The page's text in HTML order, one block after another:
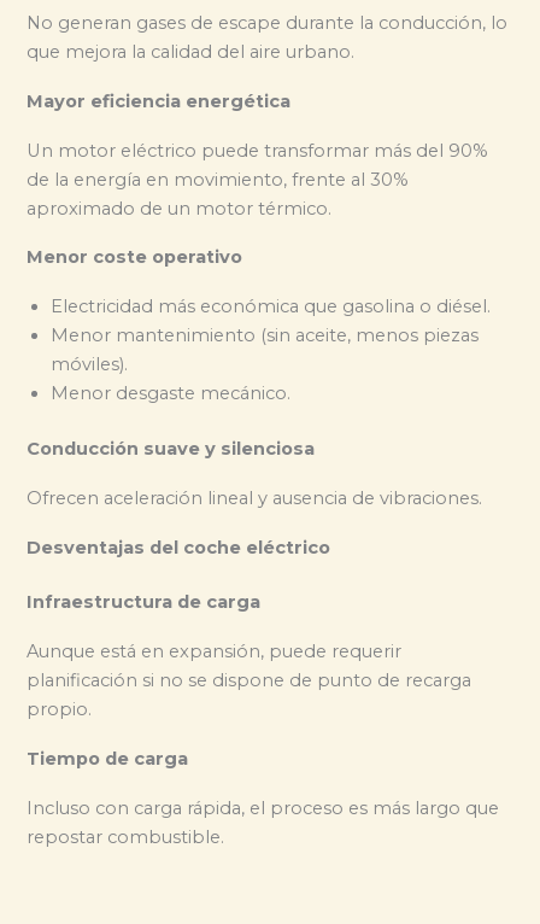
No generan gases de escape durante la conducción, lo
que mejora la calidad del aire urbano.
Mayor eficiencia energética
Un motor eléctrico puede transformar más del 90%
de la energía en movimiento, frente al 30%
aproximado de un motor térmico.
Menor coste operativo
Electricidad más económica que gasolina o diésel.
Menor mantenimiento (sin aceite, menos piezas
móviles).
Menor desgaste mecánico.
Conducción suave y silenciosa
Ofrecen aceleración lineal y ausencia de vibraciones.
Desventajas del coche eléctrico
Infraestructura de carga
Aunque está en expansión, puede requerir
planificación si no se dispone de punto de recarga
propio.
Tiempo de carga
Incluso con carga rápida, el proceso es más largo que
repostar combustible.